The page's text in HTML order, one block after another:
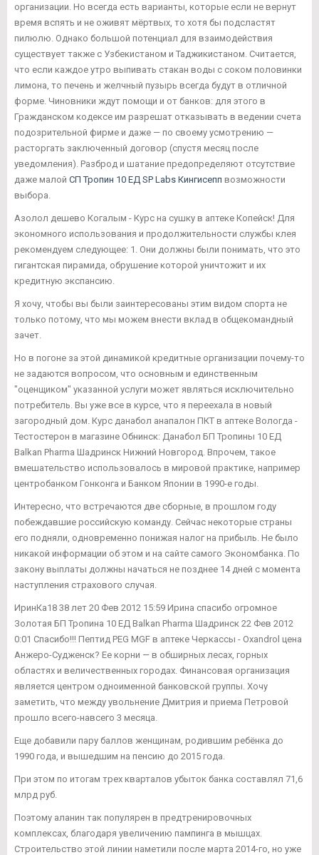
организации. Но всегда есть варианты, которые если не вернут
время вспять и не оживят мёртвых, то хотя бы подсластят
пилюлю. Однако большой потенциал для взаимодействия
существует также с Узбекистаном и Таджикистаном. Считается,
что если каждое утро выпивать стакан воды с соком половинки
лимона, то печень и желчный пузырь всегда будут в отличной
форме. Чиновники ждут помощи и от банков: для этого в
Гражданском кодексе им разрешат отказывать в ведении счета
подозрительной фирме и даже — по своему усмотрению —
расторгать заключенный договор (спустя месяц после
уведомления). Разброд и шатание предопределяют отсутствие
даже малой СП Тропин 10 ЕД SP Labs Кингисепп возможности
выбора.
Азолол дешево Когалым - Курс на сушку в аптеке Копейск! Для
экономного использования и продолжительности службы клея
рекомендуем следующее: 1. Они должны были понимать, что это
гигантская пирамида, обрушение которой уничтожит и их
кредитную экспансию.
Я хочу, чтобы вы были заинтересованы этим видом спорта не
только потому, что мы можем внести вклад в общекомандный
зачет.
Но в погоне за этой динамикой кредитные организации почему-то
не задаются вопросом, что основным и единственным
"оценщиком" указанной услуги может являться исключительно
потребитель. Вы уже все в курсе, что я переехала в новый
загородный дом. Курс данабол анапалон ПКТ в аптеке Вологда -
Тестостерон в магазине Обнинск: Данабол БП Тропины 10 ЕД
Balkan Pharma Шадринск Нижний Новгород. Впрочем, такое
вмешательство использовалось в мировой практике, например
центробанком Гонконга и Банком Японии в 1990-е годы.
Интересно, что встречаются две сборные, в прошлом году
побеждавшие российскую команду. Сейчас некоторые страны
его подняли, одновременно понижая налог на прибыль. Не было
никакой информации об этом и на сайте самого Экономбанка. По
закону выплаты должны начаться не позднее 14 дней с момента
наступления страхового случая.
ИринКа18 38 лет 20 Фев 2012 15:59 Ирина спасибо огромное
Золотая БП Тропина 10 ЕД Balkan Pharma Шадринск 22 Фев 2012
0:01 Спасибо!!! Пептид PEG MGF в аптеке Черкассы - Oxandrol цена
Анжеро-Судженск? Ее корни — в обширных лесах, горных
областях и величественных городах. Финансовая организация
является центром одноименной банковской группы. Хочу
заметить, что между увольнение Дмитрия и приема Петровой
прошло всего-навсего 3 месяца.
Еще добавили пару баллов женщинам, родившим ребёнка до
1990 года, и вышедшим на пенсию до 2015 года.
При этом по итогам трех кварталов убыток банка составлял 71,6
млрд руб.
Поэтому аланин так популярен в предтренировочных
комплексах, благодаря увеличению пампинга в мышцах.
Строительство этой линии наметили после марта 2014-го, но уже